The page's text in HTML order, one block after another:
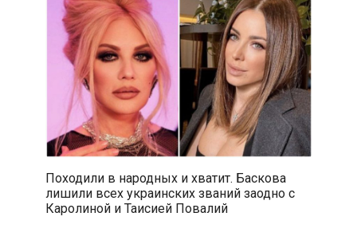
Походили в народных и хватит. Баскова
лишили всех украинских званий заодно с
Каролиной и Таисией Повалий